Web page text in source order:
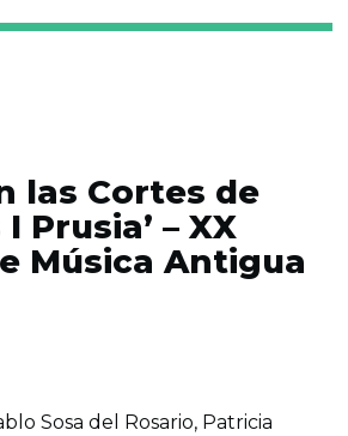
las Cortes de
Prusia’ – XX
Música Antigua
Sosa del Rosario, Patricia